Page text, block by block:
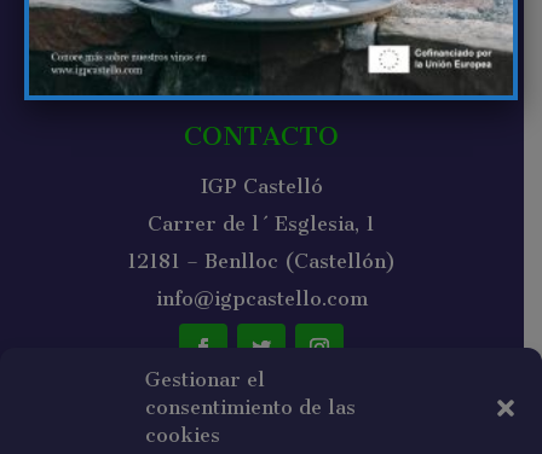
Gestionar el
consentimiento de las
cookies
Noticias
CONTACTO
IGP Castelló
Carrer de l´Esglesia, 1
12181 – Benlloc (Castellón)
info@igpcastello.com
NEWSLETTER